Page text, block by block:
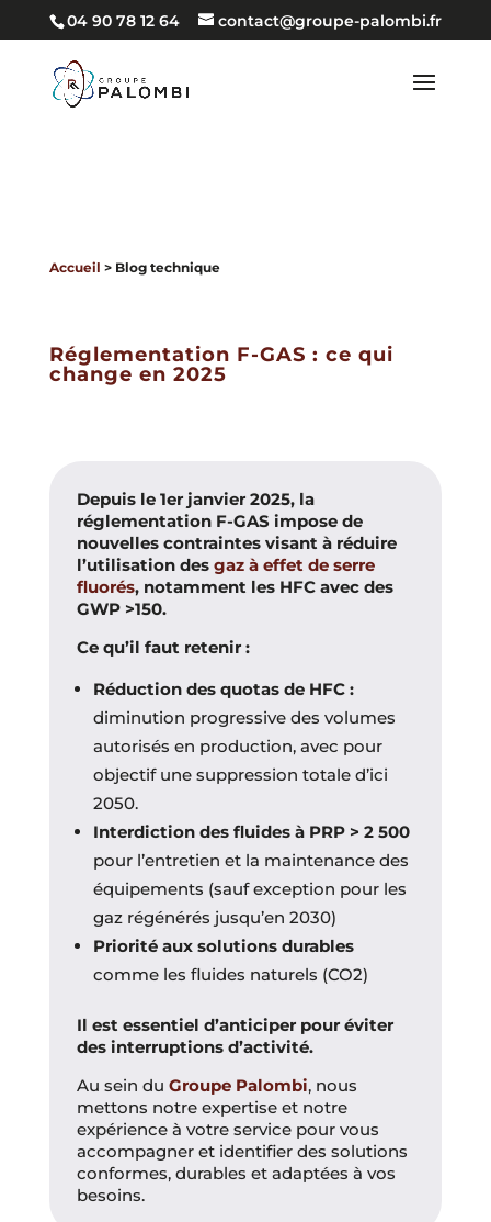
04 90 78 12 64 contact@groupe-palombi.fr
Accueil > Blog technique
Réglementation F-GAS : ce qui
change en 2025
Depuis le 1er janvier 2025, la
réglementation F-GAS impose de
nouvelles contraintes visant à réduire
l’utilisation des gaz à effet de serre
fluorés, notamment les HFC avec des
GWP >150.
Ce qu’il faut retenir :
Réduction des quotas de HFC :
diminution progressive des volumes
autorisés en production, avec pour
objectif une suppression totale d’ici
2050.
Interdiction des fluides à PRP > 2 500
pour l’entretien et la maintenance des
équipements (sauf exception pour les
gaz régénérés jusqu’en 2030)
Priorité aux solutions durables
comme les fluides naturels (CO2)
Il est essentiel d’anticiper pour éviter
des interruptions d’activité.
Au sein du Groupe Palombi, nous
mettons notre expertise et notre
expérience à votre service pour vous
accompagner et identifier des solutions
conformes, durables et adaptées à vos
besoins.